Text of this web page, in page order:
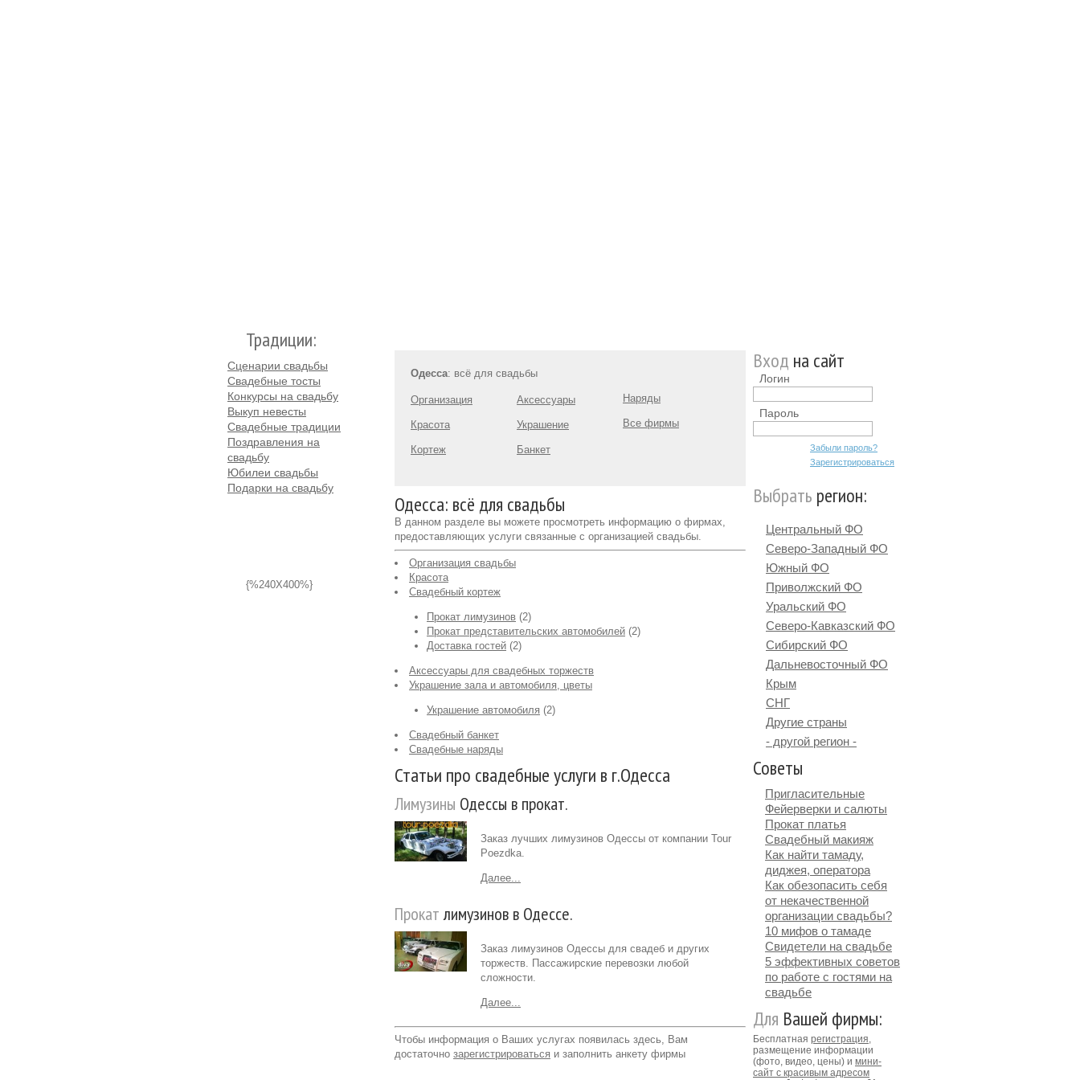
Традиции:
Сценарии свадьбы
Свадебные тосты
Конкурсы на свадьбу
Выкуп невесты
Свадебные традиции
Поздравления на
свадьбу
Юбилеи свадьбы
Подарки на свадьбу
{%240X400%}
Одесса: всё для свадьбы
Организация
Красота
Кортеж
Аксессуары
Украшение
Банкет
Наряды
Все фирмы
Одесса: всё для свадьбы
В данном разделе вы можете просмотреть информацию о фирмах,
предоставляющих услуги связанные с организацией свадьбы.
Организация свадьбы
Красота
Свадебный кортеж
Прокат лимузинов (2)
Прокат представительских автомобилей (2)
Доставка гостей (2)
Аксессуары для свадебных торжеств
Украшение зала и автомобиля, цветы
Украшение автомобиля (2)
Свадебный банкет
Свадебные наряды
Статьи про свадебные услуги в г.Одесса
Лимузины Одессы в прокат.
Заказ лучших лимузинов Одессы от компании Tour
Poezdka.
Далее...
Прокатлимузинов в Одессе.
Заказ лимузинов Одессы для свадеб и других
торжеств. Пассажирские перевозки любой
сложности.
Далее...
Чтобы информация о Ваших услугах появилась здесь, Вам
достаточно зарегистрироваться и заполнить анкету фирмы
Вход на сайт
Логин
Пароль
Забыли пароль?
Зарегистрироваться
Выбрать регион:
Центральный ФО
Северо-Западный ФО
Южный ФО
Приволжский ФО
Уральский ФО
Северо-Кавказский ФО
Сибирский ФО
Дальневосточный ФО
Крым
СНГ
Другие страны
- другой регион -
Советы
Пригласительные
Фейерверки и салюты
Прокат платья
Свадебный макияж
Как найти тамаду,
диджея, оператора
Как обезопасить себя
от некачественной
организации свадьбы?
10 мифов о тамаде
Свидетели на свадьбе
5 эффективных советов
по работе с гостями на
свадьбе
Для Вашей фирмы:
Бесплатная регистрация,
размещение информации
(фото, видео, цены) и мини-
сайт с красивым адресом